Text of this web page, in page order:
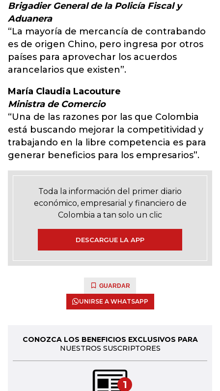
Brigadier General de la Policía Fiscal y
Aduanera
“La mayoría de mercancía de contrabando
es de origen Chino, pero ingresa por otros
países para aprovechar los acuerdos
arancelarios que existen”.
María Claudia Lacouture
Ministra de Comercio
“Una de las razones por las que Colombia
está buscando mejorar la competitividad y
trabajando en la libre competencia es para
generar beneficios para los empresarios”.
Toda la información del primer diario
económico, empresarial y financiero de
Colombia a tan solo un clic
DESCARGUE LA APP
GUARDAR
UNIRSE A WHATSAPP
CONOZCA LOS BENEFICIOS EXCLUSIVOS PARA
NUESTROS SUSCRIPTORES
1